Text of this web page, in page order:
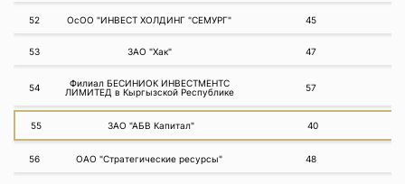
52 ОсОО "ИНВЕСТ ХОЛДИНГ "СЕМУРГ" 45
53 ЗАО "Хак" 47
54
Филиал БЕСИНИОК ИНВЕСТМЕНТС
ЛИМИТЕД в Кыргызской Республике
57
55 ЗАО "АБВ Капитал" 40
56 ОАО "Стратегические ресурсы" 48